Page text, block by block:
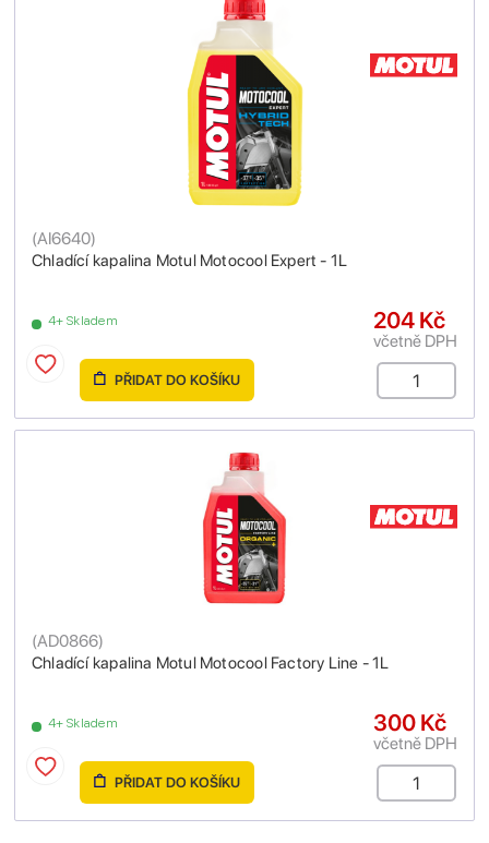
Chladící kapalina Motul Motocool Expert - 1L
(AI6640)
4+ Skladem 204 Kč
včetně DPH
PŘIDAT DO KOŠÍKU
Chladící kapalina Motul Motocool Factory Line - 1L
(AD0866)
4+ Skladem 300 Kč
včetně DPH
PŘIDAT DO KOŠÍKU